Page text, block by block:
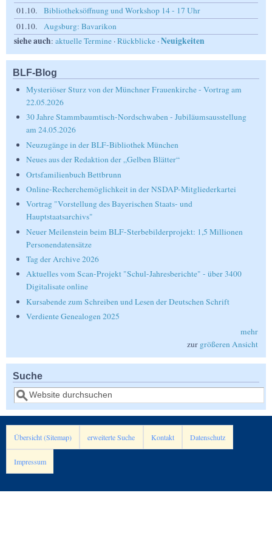
01.10.
Bibliotheksöffnung und Workshop 14 - 17 Uhr
01.10.
Augsburg: Bavarikon
siehe auch: aktuelle Termine ·Rückblicke ·Neuigkeiten
BLF-Blog
Mysteriöser Sturz von der Münchner Frauenkirche - Vortrag am
22.05.2026
30 Jahre Stammbaumtisch-Nordschwaben - Jubiläumsausstellung
am 24.05.2026
Neuzugänge in der BLF-Bibliothek München
Neues aus der Redaktion der „Gelben Blätter“
Ortsfamilienbuch Bettbrunn
Online-Recherchemöglichkeit in der NSDAP-Mitgliederkartei
Vortrag "Vorstellung des Bayerischen Staats- und
Hauptstaatsarchivs"
Neuer Meilenstein beim BLF-Sterbebilderprojekt: 1,5 Millionen
Personendatensätze
Tag der Archive 2026
Aktuelles vom Scan-Projekt "Schul-Jahresberichte" - über 3400
Digitalisate online
Kursabende zum Schreiben und Lesen der Deutschen Schrift
Verdiente Genealogen 2025
mehr
zur größeren Ansicht
Suche
Suche
Übersicht (Sitemap) erweiterte Suche Kontakt Datenschutz
Impressum